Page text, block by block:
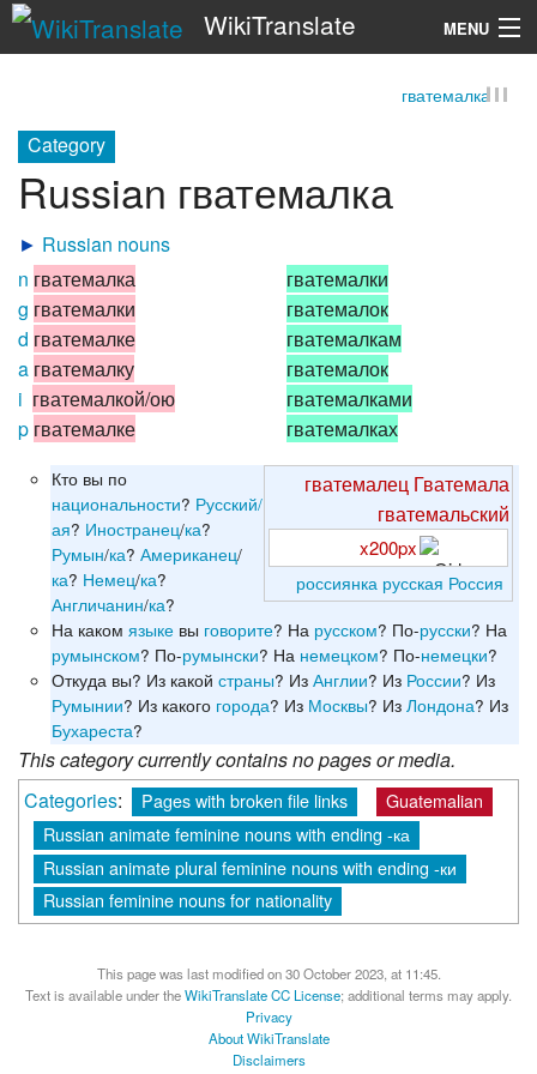
WikiTranslate MENU
гватемалка
Category
Russian гватемалка
► Russian nouns
n гватемалка
g гватемалки
d гватемалке
a гватемалку
i гватемалкой/ою
p гватемалке
гватемалки
гватемалок
гватемалкам
гватемалок
гватемалками
гватемалках
гватемалец Гватемала
гватемальский
x200px
россиянка русская Россия
Кто вы по
национальности? Русский/
ая? Иностранец/ка?
Румын/ка?Американец/
ка? Немец/ка?
Англичанин/ка?
На какомязыке вы говорите? На русском? По-русски? На
румынском? По-румынски? На немецком? По-немецки?
Откуда вы? Из какойстраны? ИзАнглии? Из России? Из
Румынии? Из какого города? Из Москвы? ИзЛондона? Из
Бухареста?
This category currently contains no pages or media.
Categories: Pages with broken file links
Guatemalian
Russian animate feminine nouns with ending -ка
Russian animate plural feminine nouns with ending -ки
Russian feminine nouns for nationality
This page was last modified on 30 October 2023, at 11:45.
Text is available under theWikiTranslate CC License; additional terms may apply.
Privacy
About WikiTranslate
Disclaimers